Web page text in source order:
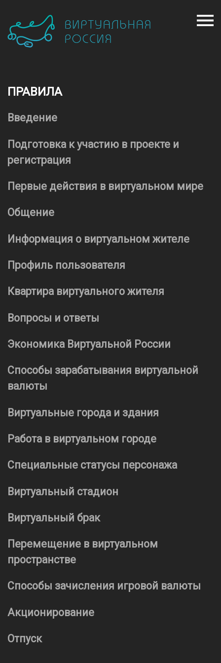
ПРАВИЛА
Введение
Подготовка к участию в проекте и
регистрация
Первые действия в виртуальном мире
Общение
Информация о виртуальном жителе
Профиль пользователя
Квартира виртуального жителя
Вопросы и ответы
Экономика Виртуальной России
Способы зарабатывания виртуальной
валюты
Виртуальные города и здания
Работа в виртуальном городе
Специальные статусы персонажа
Виртуальный стадион
Виртуальный брак
Перемещение в виртуальном
пространстве
Способы зачисления игровой валюты
Акционирование
Отпуск